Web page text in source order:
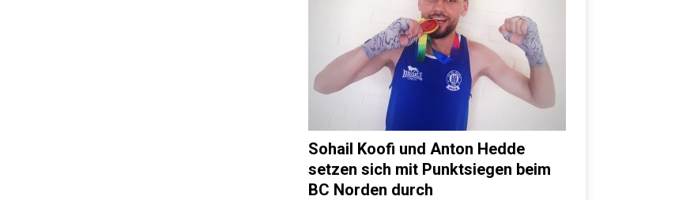
Sohail Koofi und Anton Hedde
setzen sich mit Punktsiegen beim
BC Norden durch